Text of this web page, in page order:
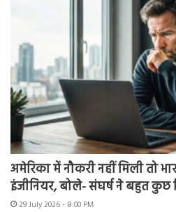
अमेरिका में नौकरी नहीं मिली तो
इंजीनियर, बोले- संघर्ष ने बहुत कुछ
29 July 2026 - 8:00 PM